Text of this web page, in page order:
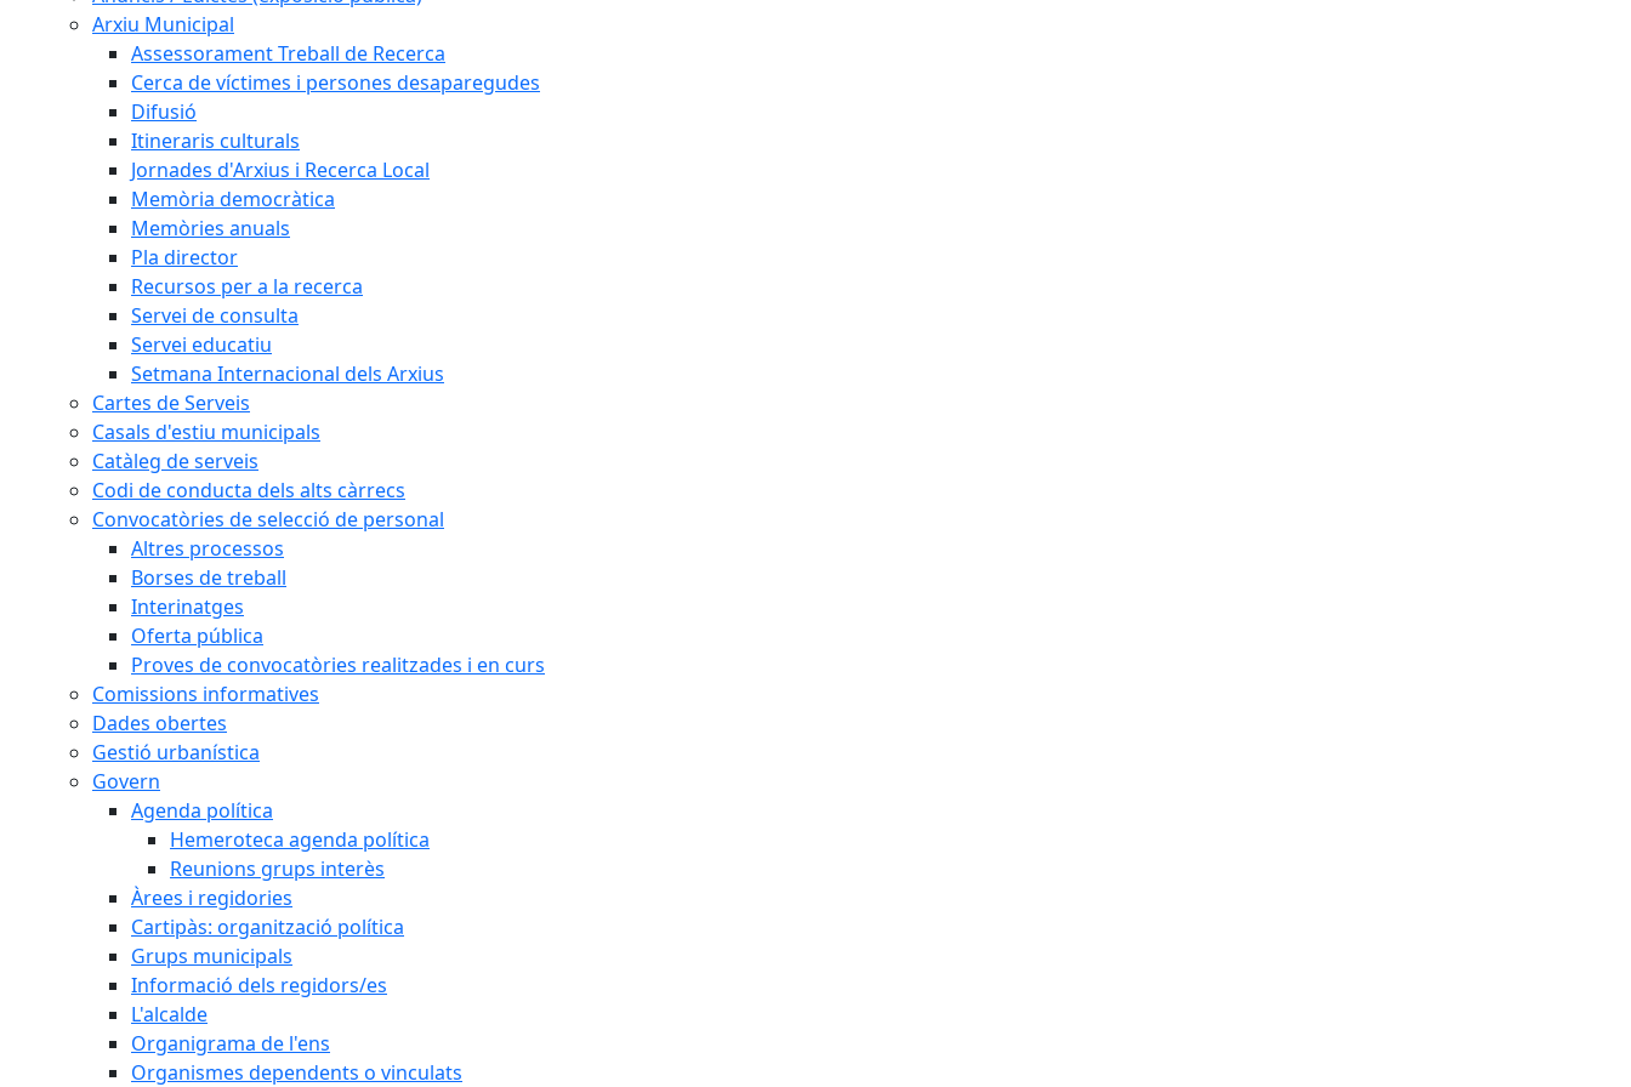
Arxiu Municipal
Assessorament Treball de Recerca
Cerca de víctimes i persones desaparegudes
Difusió
Itineraris culturals
Jornades d'Arxius i Recerca Local
Memòria democràtica
Memòries anuals
Pla director
Recursos per a la recerca
Servei de consulta
Servei educatiu
Setmana Internacional dels Arxius
Cartes de Serveis
Casals d'estiu municipals
Catàleg de serveis
Codi de conducta dels alts càrrecs
Convocatòries de selecció de personal
Altres processos
Borses de treball
Interinatges
Oferta pública
Proves de convocatòries realitzades i en curs
Comissions informatives
Dades obertes
Gestió urbanística
Govern
Agenda política
Hemeroteca agenda política
Reunions grups interès
Àrees i regidories
Cartipàs: organització política
Grups municipals
Informació dels regidors/es
L'alcalde
Organigrama de l'ens
Organismes dependents o vinculats